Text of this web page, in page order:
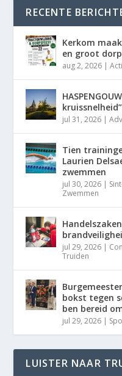
RECENTE
Kerkom
en groot
aug 2, 2026 |
kruissnelheid”
jul 31, 2026 |
Tien
Laurien
zwemmen
jul 30, 2026 |
Zwemmen
jul 29, 2026 |
Truiden
bokst tegen
ben bereid
jul 29, 2026 |
LUISTER NAAR